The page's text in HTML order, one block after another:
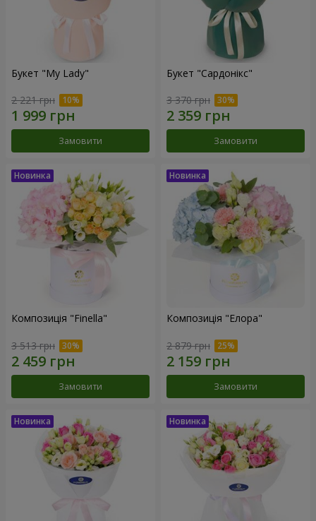
Букет "My Lady"
2 221 грн
Замовити
Букет "Сардонікс"
3 370 грн
Замовити
Композиція "Finella"
3 513 грн
Замовити
Композиція "Елора"
2 879 грн
Замовити